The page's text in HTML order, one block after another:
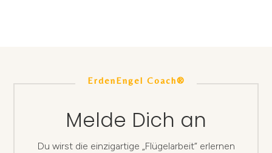
ErdenEngel Coach®
Melde Dich an
Du wirst die einzigartige „Flügelarbeit“ erlernen